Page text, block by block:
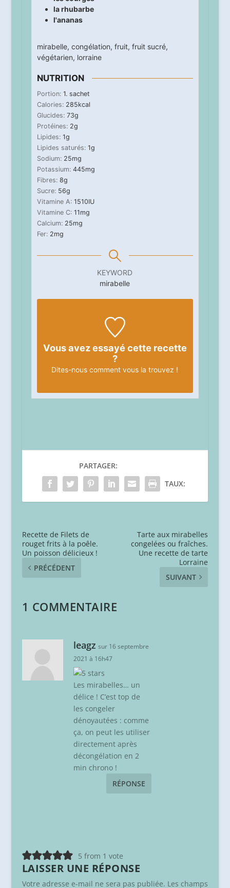
la rhubarbe
l'ananas
mirabelle, congélation, fruit, fruit sucré,
végétarien, lorraine
NUTRITION
Portion: 1. sachet
Calories: 285kcal
Glucides: 73g
Protéines: 2g
Lipides: 1g
Lipides saturés: 1g
Sodium: 25mg
Potassium: 445mg
Fibres: 8g
Sucre: 56g
Vitamine A: 1510IU
Vitamine C: 11mg
Calcium: 25mg
Fer: 2mg
KEYWORD
mirabelle
Vous avez essayé cette recette
?
Dites-nous comment vous la trouvez !
PARTAGER:
TAUX:
Recette de Filets de
rouget frits à la poêle.
Un poisson délicieux !
PRÉCÉDENT
Tarte aux mirabelles
congelées ou fraîches.
Une recette de tarte
Lorraine
SUIVANT
1 COMMENTAIRE
leagz sur 16 septembre
2021 à 16h47
Les mirabelles… un
délice ! C’est top de
les congeler
dénoyautées : comme
ça, on peut les utiliser
directement après
décongélation en 2
min chrono !
RÉPONSE
5 from 1 vote
LAISSER UNE RÉPONSE
Votre adresse e-mail ne sera pas publiée. Les champs